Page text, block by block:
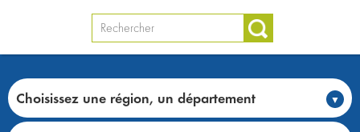
Choisissez une région, un département